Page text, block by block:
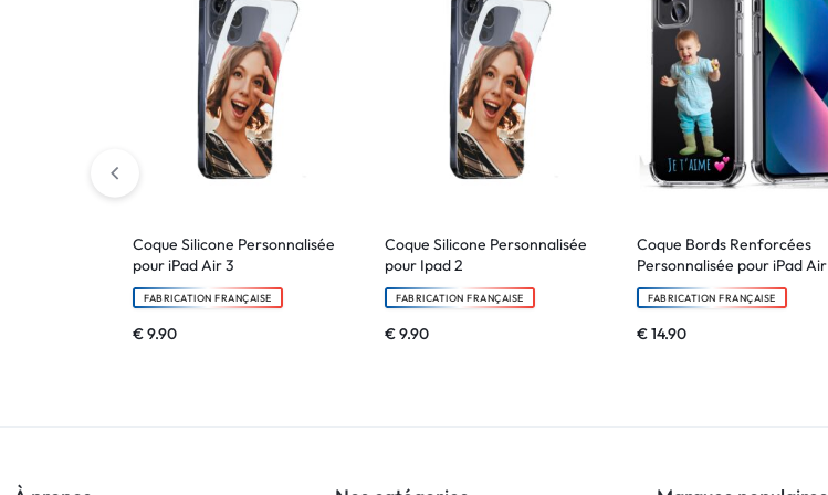
Coque Silicone Personnalisée
pour iPad Air 3
FABRICATION FRANÇAISE
€9.90
Coque Silicone Personnalisée
pour Ipad 2
FABRICATION FRANÇAISE
€9.90
Coque Bords Renforcées
Personnalisée pour iPad Air
FABRICATION FRANÇAISE
€14.90